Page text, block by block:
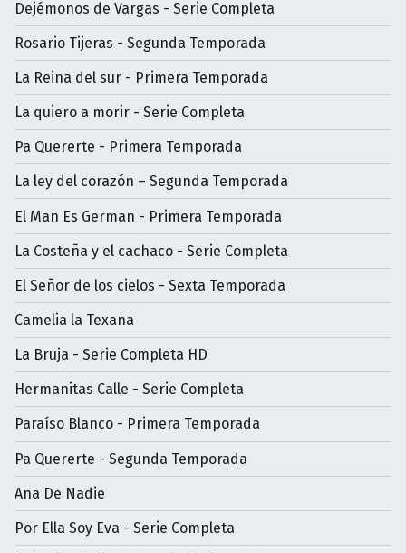
Dejémonos de Vargas - Serie Completa
Rosario Tijeras - Segunda Temporada
La Reina del sur - Primera Temporada
La quiero a morir - Serie Completa
Pa Quererte - Primera Temporada
La ley del corazón – Segunda Temporada
El Man Es German - Primera Temporada
La Costeña y el cachaco - Serie Completa
El Señor de los cielos - Sexta Temporada
Camelia la Texana
La Bruja - Serie Completa HD
Hermanitas Calle - Serie Completa
Paraíso Blanco - Primera Temporada
Pa Quererte - Segunda Temporada
Ana De Nadie
Por Ella Soy Eva - Serie Completa